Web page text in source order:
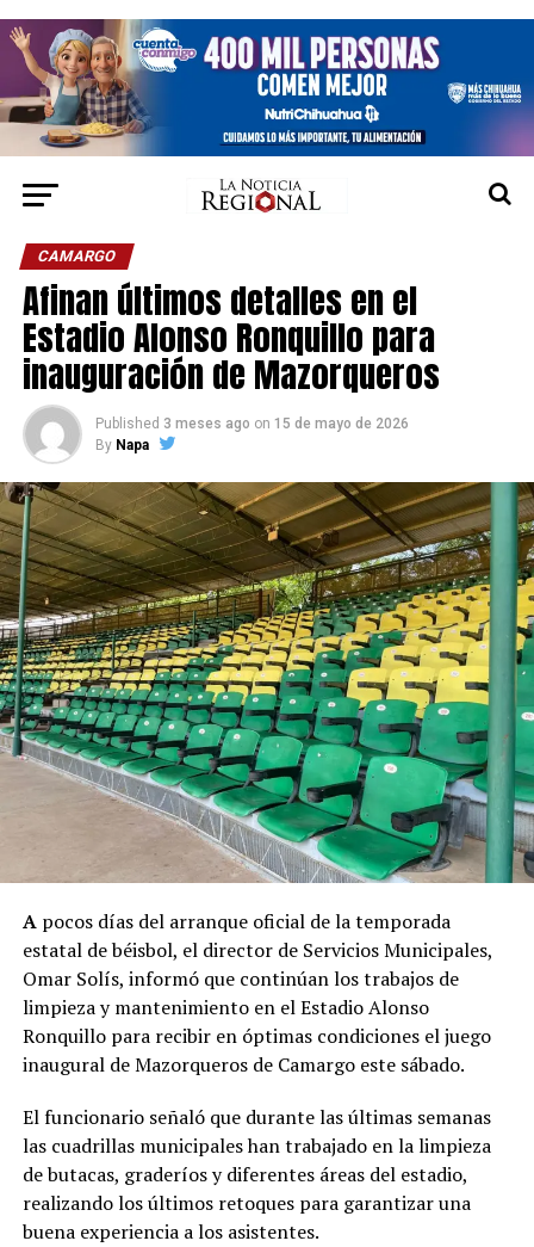
CAMARGO
Afinan últimos detalles en el
Estadio Alonso Ronquillo para
inauguración de Mazorqueros
Published 3 meses ago on 15 de mayo de 2026
By Napa
Apocos días del arranque oficial de la temporada
estatal de béisbol, el director de Servicios Municipales,
Omar Solís, informó que continúan los trabajos de
limpieza y mantenimiento en el Estadio Alonso
Ronquillo para recibir en óptimas condiciones el juego
inaugural de Mazorqueros de Camargo este sábado.
El funcionario señaló que durante las últimas semanas
las cuadrillas municipales han trabajado en la limpieza
de butacas, graderíos y diferentes áreas del estadio,
realizando los últimos retoques para garantizar una
buena experiencia a los asistentes.